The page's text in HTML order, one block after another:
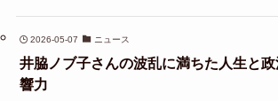
2026-05-07 ニュース
井脇ノブ子さんの波乱に満ちた人生と
響力